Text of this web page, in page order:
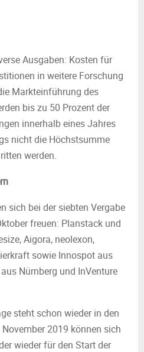
Ausgaben: Kosten für
in weitere Forschung
Markteinführung des
bis zu 50 Prozent der
innerhalb eines Jahres
nicht die Höchstsumme
werden.
sich bei der siebten Vergabe
freuen: Planstack und
Aigora, neolexon,
sowie Innospot aus
Nürnberg und InVenture
steht schon wieder in den
2019 können sich
wieder für den Start der